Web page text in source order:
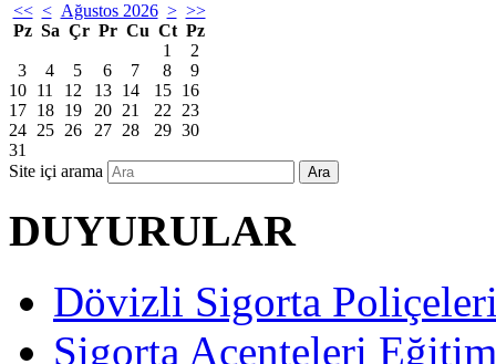
<< < Ağustos 2026 > >>
Pz Sa Çr Pr Cu Ct Pz
1
2
3
4 5 6 7 8
9
10 11 12 13 14 15 16
17 18 19 20 21 22
23
24 25 26 27 28 29 30
31
Site içi arama
Ara
DUYURULAR
Dövizli Sigorta
Sigorta Acenteleri